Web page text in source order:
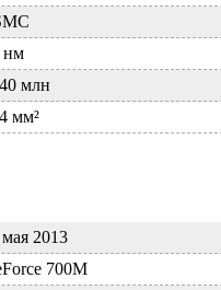
нм
млн
мм²
мая 2013
700M